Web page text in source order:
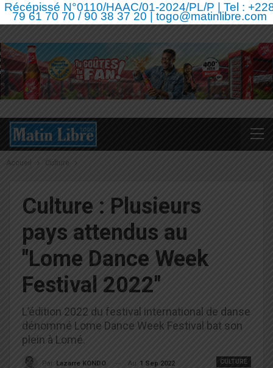
Récépissé N°0110/HAAC/01-2024/PL/P | Tel :
79 61 70 70 / 90 38 37 20 | togo@matinlibre.com
Accueil Culture
Culture : Plusieurs
pays attendus au
"Lome Dance Week
Festival 2022"
L’édition 2022 du festival international de danse
dénommé Lome Dance Week Festival bat son
plein à Lomé.
CULTURE
Par Lazarre KONDO Au 1 Sep 2022